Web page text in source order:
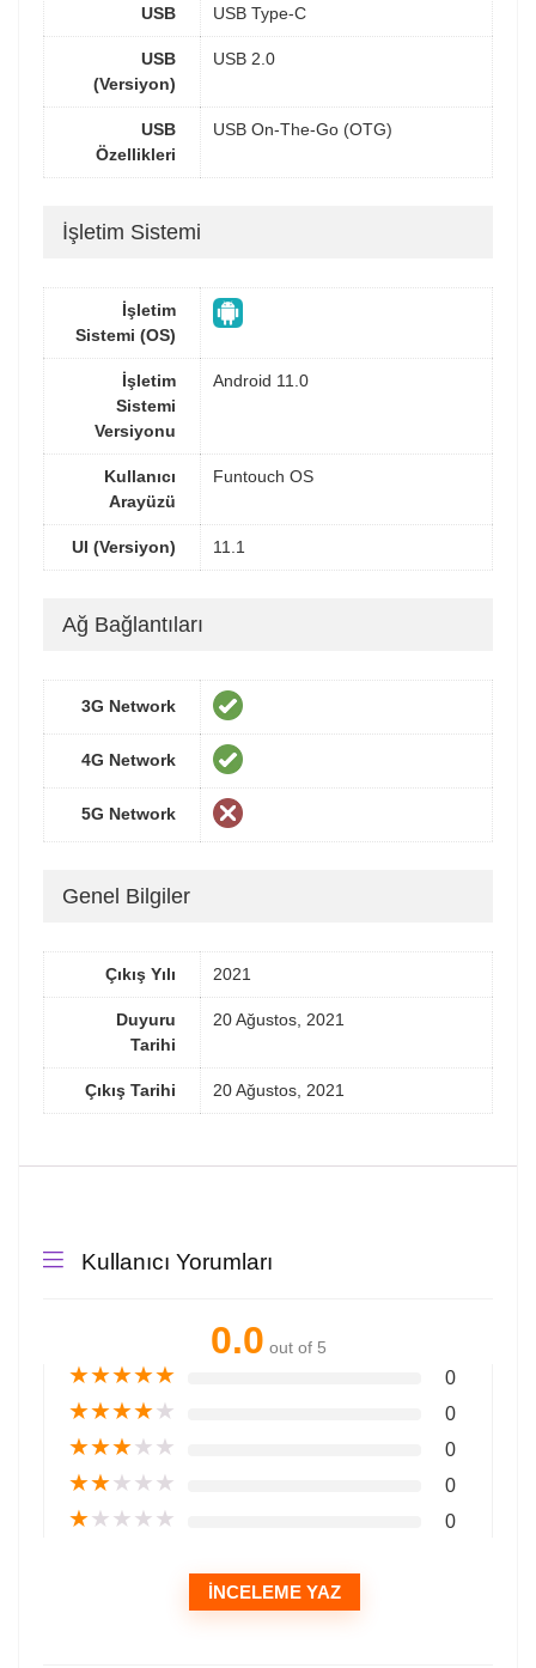
USB USB Type-C
USB
(Versiyon)
USB 2.0
USB
Özellikleri
USB On-The-Go (OTG)
İşletim Sistemi
İşletim
Sistemi (OS)
İşletim
Sistemi
Versiyonu
Android 11.0
Kullanıcı
Arayüzü
Funtouch OS
UI (Versiyon) 11.1
Ağ Bağlantıları
3G Network
4G Network
5G Network
Genel Bilgiler
Çıkış Yılı 2021
Duyuru
Tarihi
20 Ağustos, 2021
Çıkış Tarihi 20 Ağustos, 2021
Kullanıcı Yorumları
0.0 out of 5
★★★★★ 0
★★★★★ 0
★★★★★ 0
★★★★★ 0
★★★★★ 0
İNCELEME YAZ